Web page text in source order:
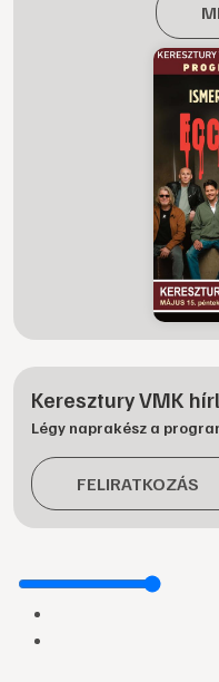
Keresztury VMK
Légy naprakész a
FELIRATKOZÁS